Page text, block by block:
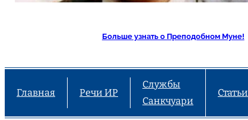
Больше узнать о Преподобном Муне!
Главная Речи ИР
Службы
Санкчуари
Статьи